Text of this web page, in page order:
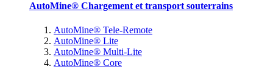
AutoMine® Chargement et transport souterrains
AutoMine® Tele-Remote
AutoMine® Lite
AutoMine® Multi-Lite
AutoMine® Core